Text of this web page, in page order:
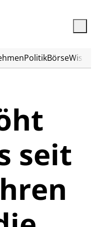
PolitikBörse
seit